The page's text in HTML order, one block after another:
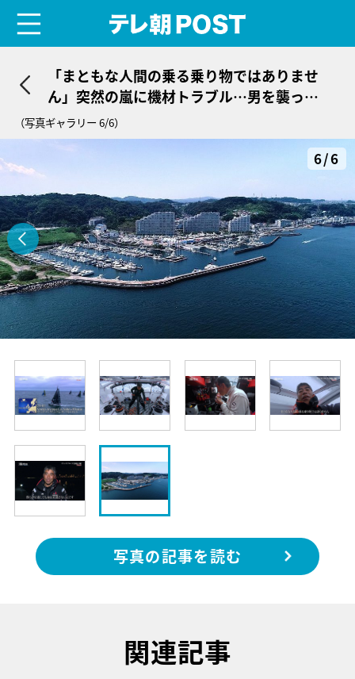
「まともな人間の乗る乗り物ではありませ
ん」突然の嵐に機材トラブル…男を襲っ
た“試練”
（写真ギャラリー 6/6）
6/6
写真の記事を読む
関連記事